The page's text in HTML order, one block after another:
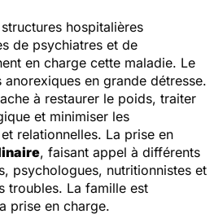
hospitalières
de psychiatres et de
en charge cette maladie. Le
en grande détresse.
à restaurer le poids, traiter
et minimiser les
relationnelles. La prise en
, faisant appel à différents
psychologues, nutritionnistes et
troubles. La famille est
prise en charge.